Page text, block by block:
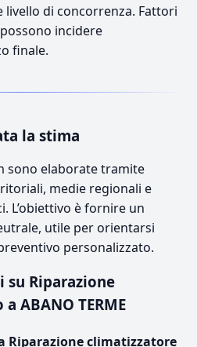
di concorrenza. Fattori
incidere
finale.
la stima
sono elaborate tramite
medie regionali e
L’obiettivo è fornire un
utile per orientarsi
personalizzato.
su Riparazione
ABANO TERME
Riparazione climatizzatore